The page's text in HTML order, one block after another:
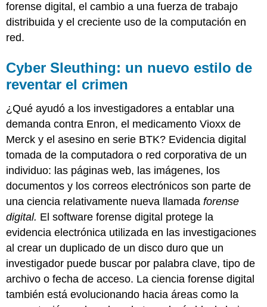
forense digital, el cambio a una fuerza de trabajo
distribuida y el creciente uso de la computación en
red.
Cyber Sleuthing: un nuevo estilo de
reventar el crimen
¿Qué ayudó a los investigadores a entablar una
demanda contra Enron, el medicamento Vioxx de
Merck y el asesino en serie BTK? Evidencia digital
tomada de la computadora o red corporativa de un
individuo: las páginas web, las imágenes, los
documentos y los correos electrónicos son parte de
una ciencia relativamente nueva llamadaforense
digital. El software forense digital protege la
evidencia electrónica utilizada en las investigaciones
al crear un duplicado de un disco duro que un
investigador puede buscar por palabra clave, tipo de
archivo o fecha de acceso. La ciencia forense digital
también está evolucionando hacia áreas como la